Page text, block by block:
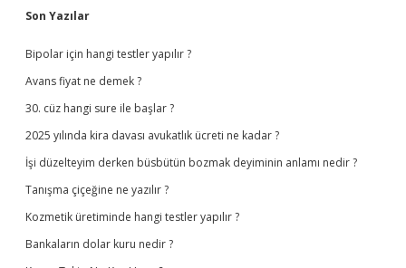
Sidebar
Son Yazılar
Bipolar için hangi testler yapılır ?
Avans fiyat ne demek ?
30. cüz hangi sure ile başlar ?
2025 yılında kira davası avukatlık ücreti ne kadar ?
İşi düzelteyim derken büsbütün bozmak deyiminin anlamı nedir ?
Tanışma çiçeğine ne yazılır ?
Kozmetik üretiminde hangi testler yapılır ?
Bankaların dolar kuru nedir ?